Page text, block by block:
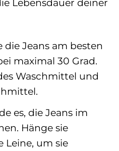
Lebensdauer deiner
die Jeans am besten
maximal 30 Grad.
Waschmittel und
es, die Jeans im
Hänge sie
Leine, um sie